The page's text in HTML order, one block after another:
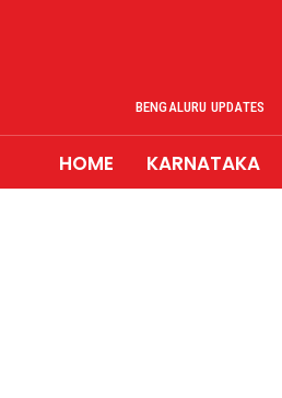
BENGALURU UPDATES
HOME KARNATAKA